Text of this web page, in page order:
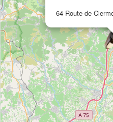
64 Route de